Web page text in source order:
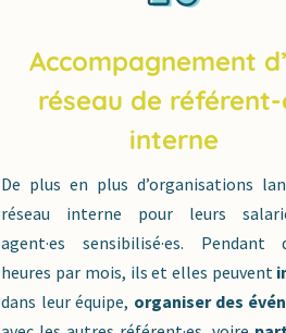
Accompagnement
réseau de référent-
interne
De plus en plus d’organisations
réseau interne pour leurs
agent·es sensibilisé·es. Pendant
heures par mois, ils et elles peuvent
dans leur équipe, organiser des